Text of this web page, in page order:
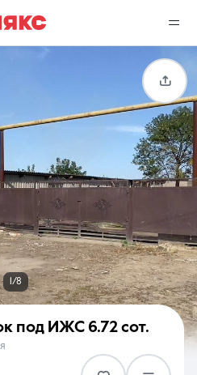
Сравнение
0 объявлений
Услуги
1/8
под ИЖС 6.72 сот.